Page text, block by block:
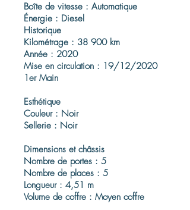
Boîte de vitesse : Automatique
Énergie : Diesel
Historique
Kilométrage : 38 900 km
Année : 2020
Mise en circulation : 19/12/2020
1er Main
Esthétique
Couleur : Noir
Sellerie : Noir
Dimensions et châssis
Nombre de portes : 5
Nombre de places : 5
Longueur : 4,51 m
Volume de coffre : Moyen coffre